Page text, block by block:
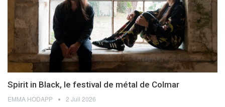
Spirit in Black, le festival de métal de Colmar
EMMA HODAPP 2 Juil 2026